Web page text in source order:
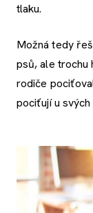
tlaku.
Možná tedy
psů, ale trochu
rodiče
pociťují u